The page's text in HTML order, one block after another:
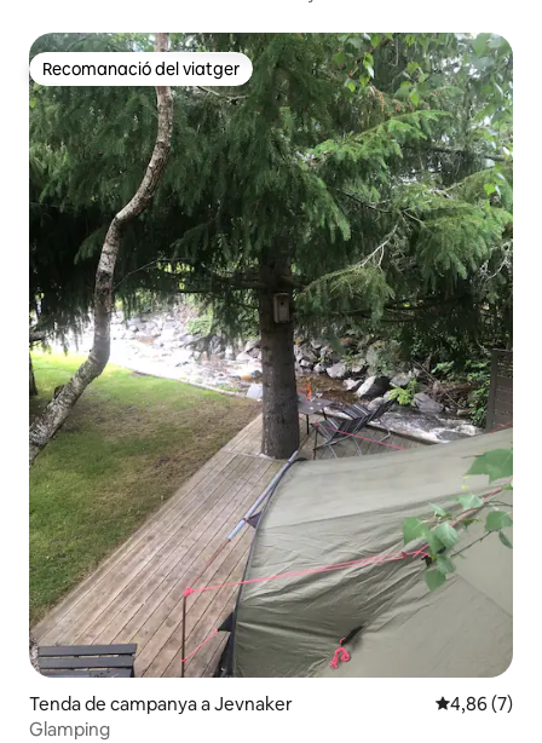
Recomanació del viatger
Recomanació del viatger
Tenda de campanya a Jevnaker 4,86 de
4,86 (7)
Glamping